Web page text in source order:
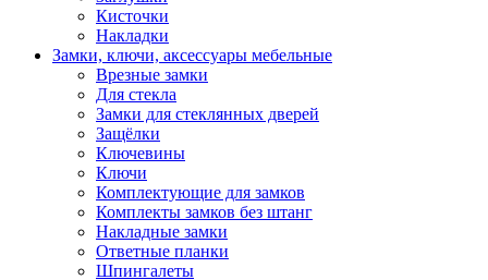
Кисточки
Накладки
Замки, ключи, аксессуары мебельные
Врезные замки
Для стекла
Замки для стеклянных дверей
Защёлки
Ключевины
Ключи
Комплектующие для замков
Комплекты замков без штанг
Накладные замки
Ответные планки
Шпингалеты